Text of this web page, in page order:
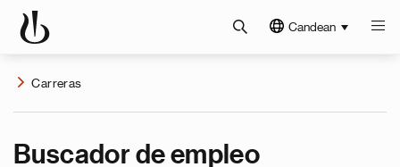
Candean
Carreras
Buscador de empleo